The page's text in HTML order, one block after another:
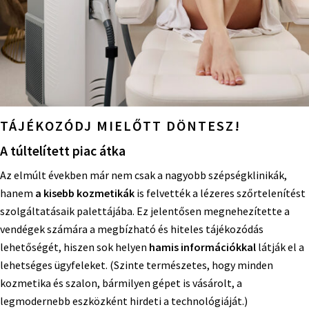
TÁJÉKOZÓDJ MIELŐTT DÖNTESZ!
A túltelített piac átka
Az elmúlt években már nem csak a nagyobb szépségklinikák,
hanem a kisebb kozmetikák is felvették a lézeres szőrtelenítést
szolgáltatásaik palettájába. Ez jelentősen megnehezítette a
vendégek számára a megbízható és hiteles tájékozódás
lehetőségét, hiszen sok helyen hamis információkkal látják el a
lehetséges ügyfeleket. (Szinte természetes, hogy minden
kozmetika és szalon, bármilyen gépet is vásárolt, a
legmodernebb eszközként hirdeti a technológiáját.)